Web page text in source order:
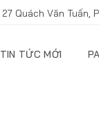
27 Quách Văn Tuấn,
TIN TỨC MỚI